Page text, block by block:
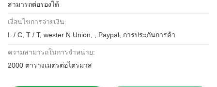
สามารถต่อรองได้
เงื่อนไขการจ่ายเงิน:
L / C, T / T, wester N Union, , Paypal, การประกันการค้า
ความสามารถในการจําหน่าย:
2000 ตารางเมตรต่อไตรมาส